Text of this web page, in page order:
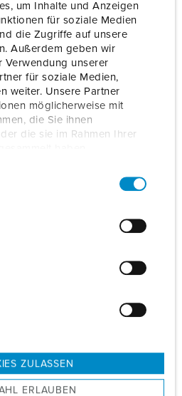
um Inhalte und Anzeigen
für soziale Medien
die Zugriffe auf unsere
Außerdem geben wir
Verwendung unserer
für soziale Medien,
weiter. Unsere Partner
möglicherweise mit
die Sie ihnen
die sie im Rahmen Ihrer
ZULASSEN
ERLAUBEN
des GEIG entsprechen.
bei Nichteinhaltung
können